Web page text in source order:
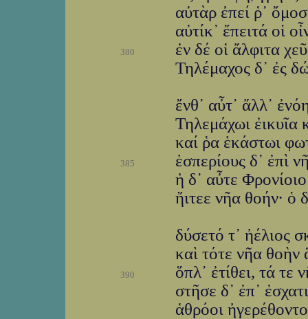
αὐτὰρ ἐπεί ῥ᾽
αὐτίκ᾽ ἔπειτά οἱ
380
ἐν δέ οἱ ἄλφιτα
Τηλέμαχος δ᾽ ἐς
ἔνθ᾽ αὖτ᾽ ἄλλ᾽
Τηλεμάχωι ἐικυῖα
καί ῥα ἑκάστωι
385
ἑσπερίους δ᾽ ἐπὶ
ἡ δ᾽ αὖτε
ἤιτεε νῆα θοήν· ὁ
δύσετό τ᾽ ἠέλιος
καὶ τότε νῆα θοὴν
390
ὅπλ᾽ ἐτίθει, τά τε
στῆσε δ᾽ ἐπ᾽
ἁθρόοι